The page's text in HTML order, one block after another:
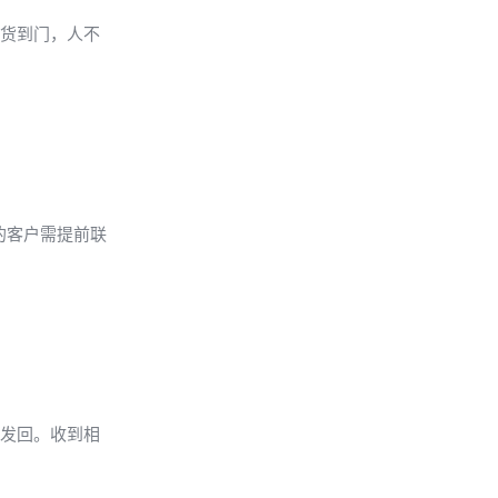
到门，人不
客户需提前联
回。收到相